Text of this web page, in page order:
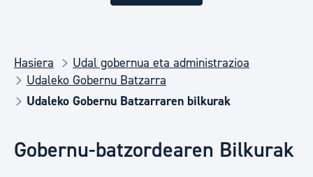
Hasiera
Udal gobernua eta administrazioa
Udaleko Gobernu Batzarra
Udaleko Gobernu Batzarraren bilkurak
Gobernu-batzordearen Bilkurak